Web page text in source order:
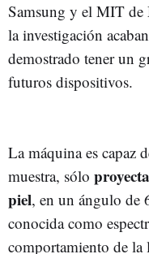
Samsung y el MIT de
la investigación
demostrado tener un
futuros dispositivos.
La máquina es capaz
muestra, sólo
piel, en un ángulo de
conocida como
comportamiento de la